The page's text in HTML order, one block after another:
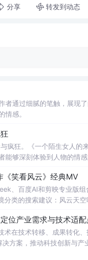
分享 转发到动态
者通过细腻的笔触，展现
感。
疯狂。《一个陌生女人
够深刻体验到人物的情感
笑看风云》经典MV
、百度AI和剪映专业版
类的搜索建议：风云天空
拍。框选所有歌词批量
位产业需求与技术适
在技术转移、成果转化
方案，推动科技创新与产